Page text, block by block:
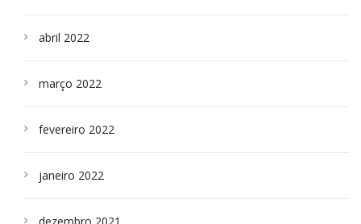
abril 2022
março 2022
fevereiro 2022
janeiro 2022